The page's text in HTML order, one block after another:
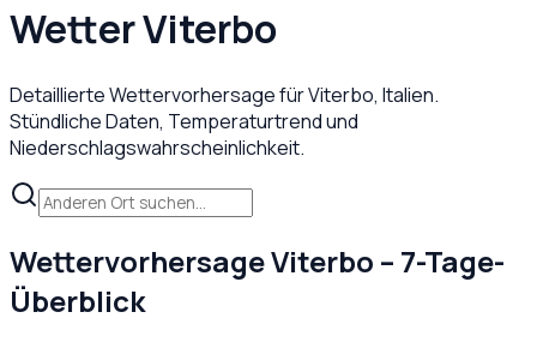
WetterViterbo
Detaillierte Wettervorhersage fürViterbo, Italien.
Stündliche Daten, Temperaturtrend und
Niederschlagswahrscheinlichkeit.
WettervorhersageViterbo – 7-Tage-
Überblick